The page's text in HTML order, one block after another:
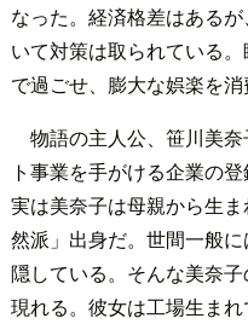
なった。経済格差はある
いて対策は取られている
で過ごせ、膨大な娯楽を消
物語の主人公、笹川美
ト事業を手がける企業の
実は美奈子は母親から生
然派」出身だ。世間一般
隠している。そんな美奈
現れる。彼女は工場生ま